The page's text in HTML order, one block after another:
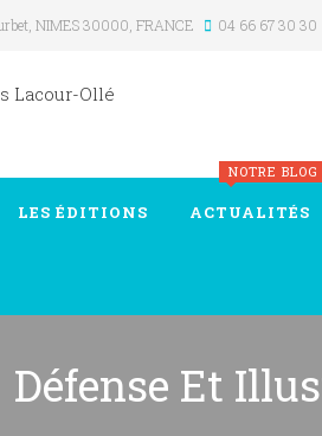
, NIMES30000 FRANCE 04 66 67 30 30
LES ÉDITIONS ACTUALITÉS
NOTRE BLOG
Défense Et